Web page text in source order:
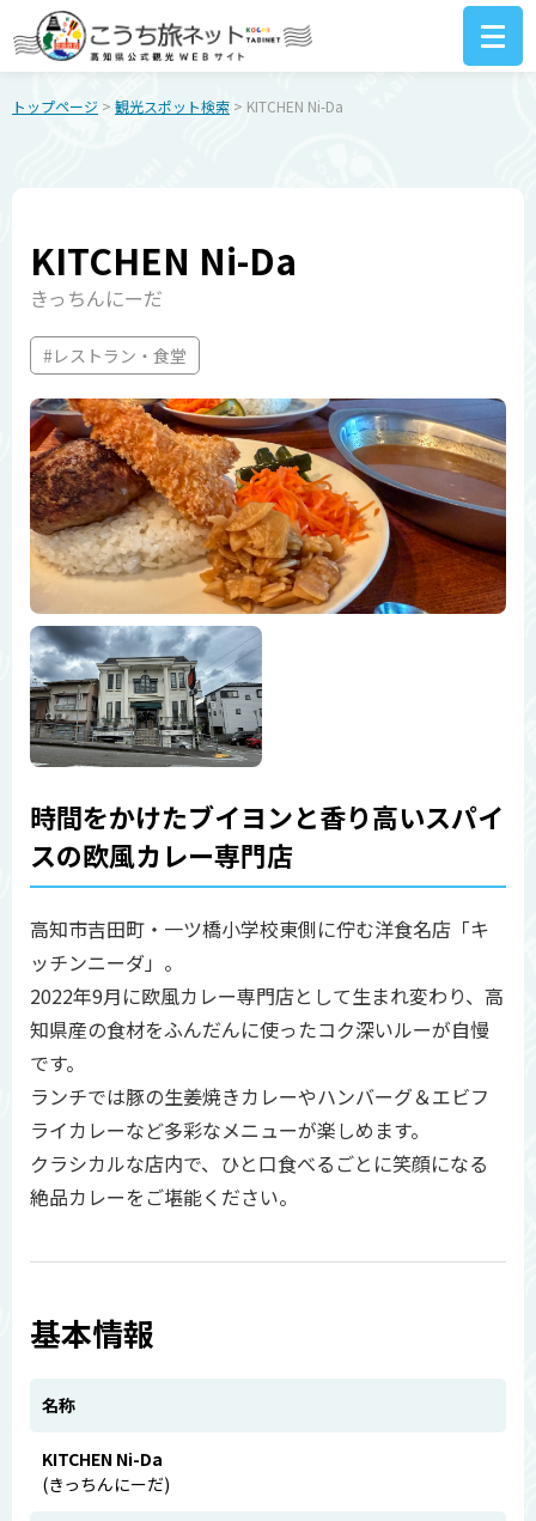
トップページ > 観光スポット検索 > KITCHEN Ni-Da
KITCHEN Ni-Da
きっちんにーだ
#レストラン・食堂
時間をかけたブイヨンと香り高いスパイ
スの欧風カレー専門店
高知市吉田町・一ツ橋小学校東側に佇む洋食名店「キ
ッチンニーダ」。
2022年9月に欧風カレー専門店として生まれ変わり、高
知県産の食材をふんだんに使ったコク深いルーが自慢
です。
ランチでは豚の生姜焼きカレーやハンバーグ＆エビフ
ライカレーなど多彩なメニューが楽しめます。
クラシカルな店内で、ひと口食べるごとに笑顔になる
絶品カレーをご堪能ください。
基本情報
名称
KITCHEN Ni-Da
(きっちんにーだ)